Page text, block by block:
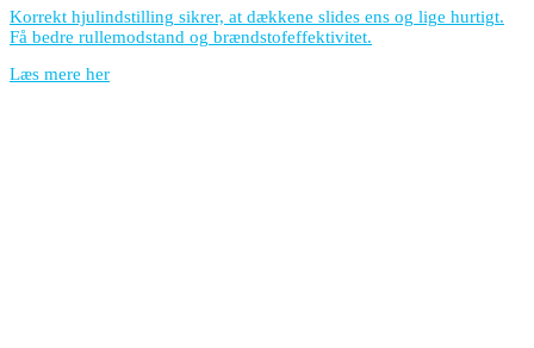
Korrekt hjulindstilling sikrer, at dækkene slides ens og lige hurtigt.
Få bedre rullemodstand og brændstofeffektivitet.
Læs mere her